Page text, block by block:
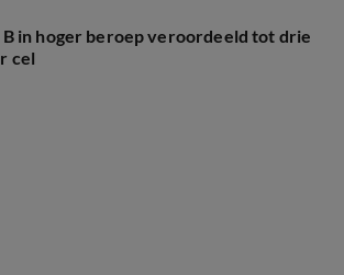
in hoger beroep veroordeeld tot drie
cel